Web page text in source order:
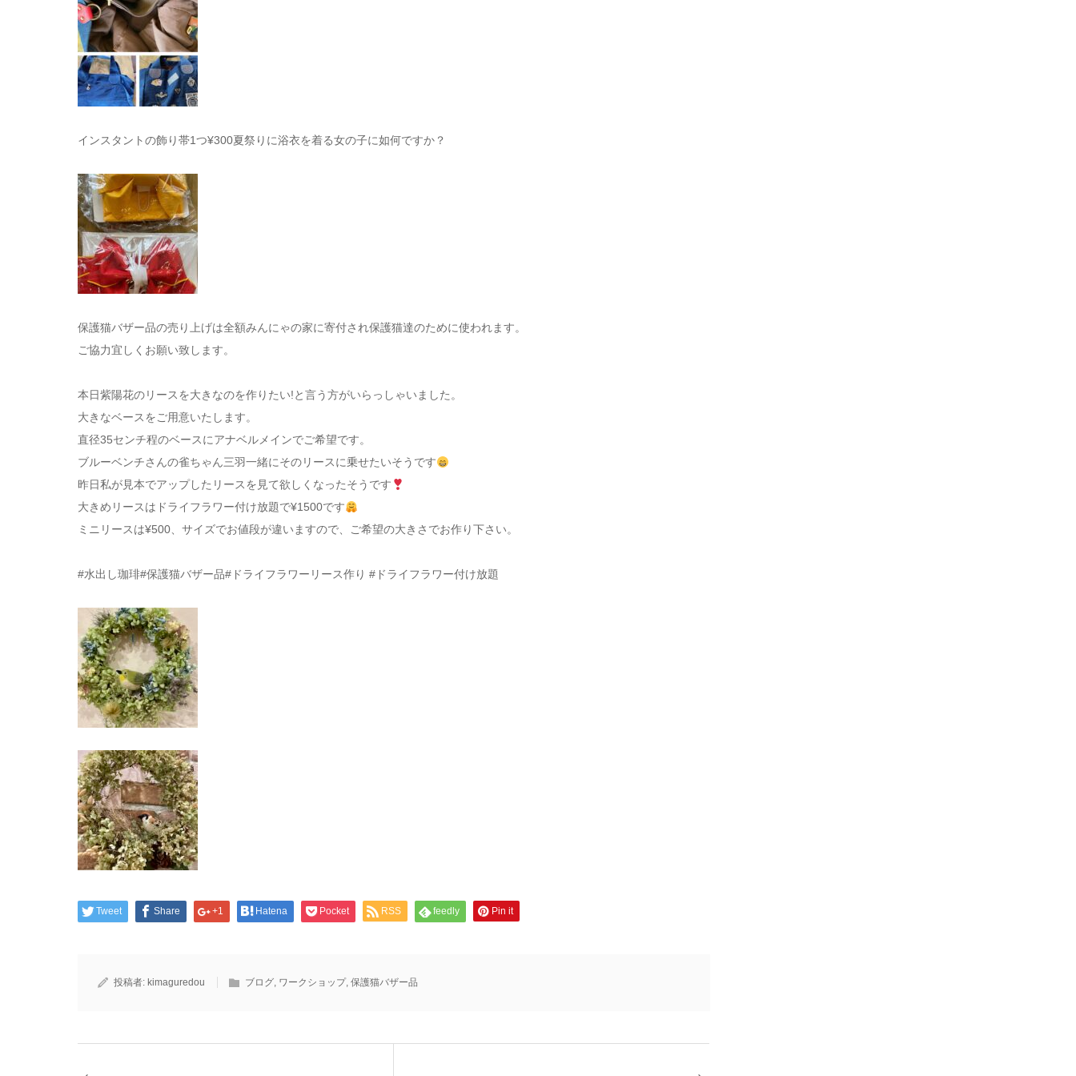
インスタントの飾り帯1つ¥300夏祭りに浴衣を着る女の子に如何ですか？
保護猫バザー品の売り上げは全額みんにゃの家に寄付され保護猫達のために使われます。
ご協力宜しくお願い致します。
本日紫陽花のリースを大きなのを作りたい!と言う方がいらっしゃいました。
大きなベースをご用意いたします。
直径35センチ程のベースにアナベルメインでご希望です。
ブルーベンチさんの雀ちゃん三羽一緒にそのリースに乗せたいそうです
昨日私が見本でアップしたリースを見て欲しくなったそうです
大きめリースはドライフラワー付け放題で¥1500です
ミニリースは¥500、サイズでお値段が違いますので、ご希望の大きさでお作り下さい。
#水出し珈琲#保護猫バザー品#ドライフラワーリース作り #ドライフラワー付け放題
Tweet Share +1 Hatena Pocket RSS feedly Pin it
投稿者: kimaguredou ブログ, ワークショップ, 保護猫バザー品